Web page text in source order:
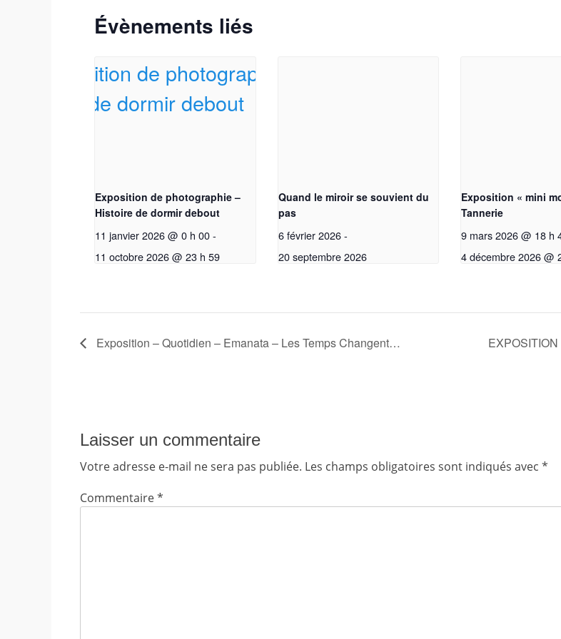
Évènements liés
Exposition de photographie –
Histoire de dormir debout
11 janvier 2026 @ 0 h 00-
11 octobre 2026 @ 23 h 59
Quand le miroir se souvient du
pas
6 février 2026 -
20 septembre 2026
Exposition « mini
Tannerie
9 mars 2026 @ 18 h
4 décembre 2026 @
Exposition – Quotidien – Emanata – Les Temps Changent…
Laisser un commentaire
Votre adresse e-mail ne sera pas publiée. Les champs obligatoires sont indiqués avec *
Commentaire*
Testez vos connaissances artistiques avec nos quizzes sur l'impressionnisme, les femmes artistes